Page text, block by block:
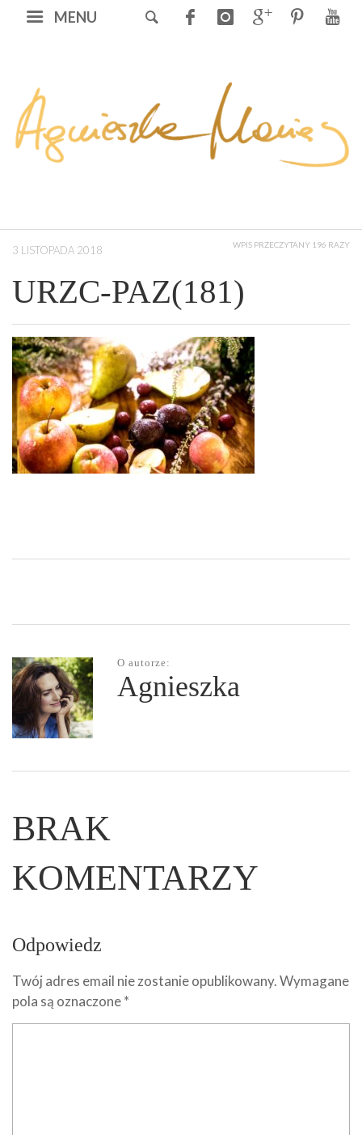
MENU
3 LISTOPADA 2018 WPIS PRZECZYTANY 196 RAZY
URZC-PAZ(181)
O autorze:
Agnieszka
BRAK
KOMENTARZY
Odpowiedz
Twój adres email nie zostanie opublikowany.Wymagane
pola są oznaczone*